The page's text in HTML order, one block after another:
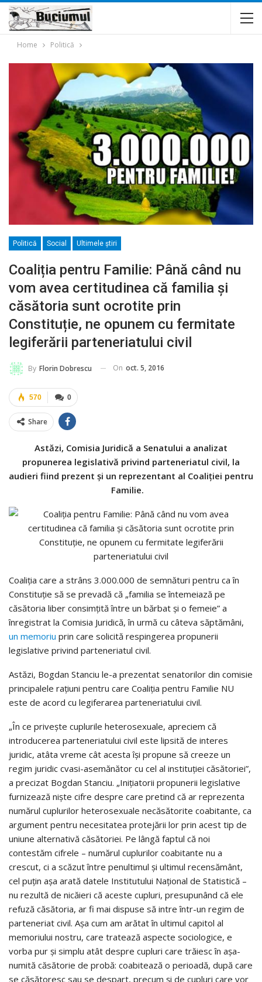
Home Politică
Politică Social Ultimele ştiri
Coaliția pentru Familie: Până când nu
vom avea certitudinea că familia și
căsătoria sunt ocrotite prin
Constituție, ne opunem cu fermitate
legiferării parteneriatului civil
By Florin Dobrescu On oct. 5, 2016
0
570
Share
Astăzi, Comisia Juridică a Senatului a analizat
propunerea legislativă privind parteneriatul civil, la
audieri fiind prezent și un reprezentant al Coaliției pentru
Familie.
Coaliția care a strâns 3.000.000 de semnături pentru ca în
Constituție să se prevadă că „familia se întemeiază pe
căsătoria liber consimțită între un bărbat și o femeie” a
înregistrat la Comisia Juridică, în urmă cu câteva săptămâni,
un memoriu prin care solicită respingerea propunerii
legislative privind parteneriatul civil.
Astăzi, Bogdan Stanciu le-a prezentat senatorilor din comisie
principalele rațiuni pentru care Coaliția pentru Familie NU
este de acord cu legiferarea parteneriatului civil.
„În ce privește cuplurile heterosexuale, apreciem că
introducerea parteneriatului civil este lipsită de interes
juridic, atâta vreme cât acesta își propune să creeze un
regim juridic cvasi-asemănător cu cel al instituției căsătoriei”,
a precizat Bogdan Stanciu. „Inițiatorii propunerii legislative
furnizează niște cifre despre care pretind că ar reprezenta
numărul cuplurilor heterosexuale necăsătorite coabitante, ca
argument pentru necesitatea protejării lor prin acest tip de
uniune alternativă căsătoriei. Pe lângă faptul că noi
contestăm cifrele – numărul cuplurilor coabitante nu a
crescut, ci a scăzut între penultimul și ultimul recensământ,
cel puțin așa arată datele Institutului Național de Statistică –
nu rezultă de nicăieri că aceste cupluri, presupunând că ele
refuză căsătoria, ar fi mai dispuse să intre într-un regim de
parteneriat civil. Așa cum am arătat în ultimul capitol al
memoriului nostru, care tratează aspecte sociologice, e
vorba pur și simplu atât despre cupluri care trăiesc în așa-
numită căsătorie de probă: coabitează o perioadă, după care
se căsătoresc sau se despart, precum și de cupluri care vor